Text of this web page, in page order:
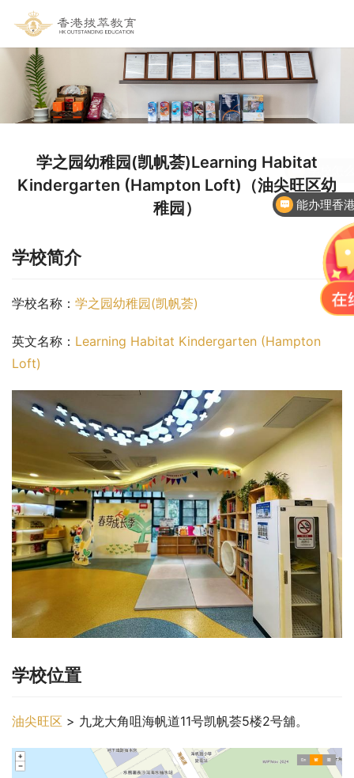
学之园幼稚园(凯帆荟)Learning Habitat
Kindergarten (Hampton Loft)（油尖旺区幼
稚园）
学校简介
学校名称： 学之园幼稚园(凯帆荟)
英文名称： Learning Habitat Kindergarten (Hampton
Loft)
学校位置
油尖旺区 > 九龙大角咀海帆道11号凯帆荟5楼2号舖。
能办理香